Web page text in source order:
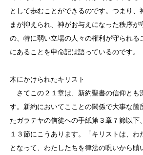
として歩むことができるのです。つまり、
まが抑えられ、神がお与えになった秩序が
の、特に弱い立場の人々の権利が守られる
にあることを申命記は語っているのです。
木にかけられたキリスト
さてこの２１章は、新約聖書の信仰とも
す。新約においてこことの関係で大事な箇
たガラテヤの信徒への手紙第３章７節以下
１３節にこうあります。「キリストは、わ
となって、わたしたちを律法の呪いから贖